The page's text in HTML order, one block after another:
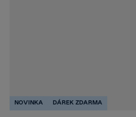
NOVINKA DÁREK ZDARMA